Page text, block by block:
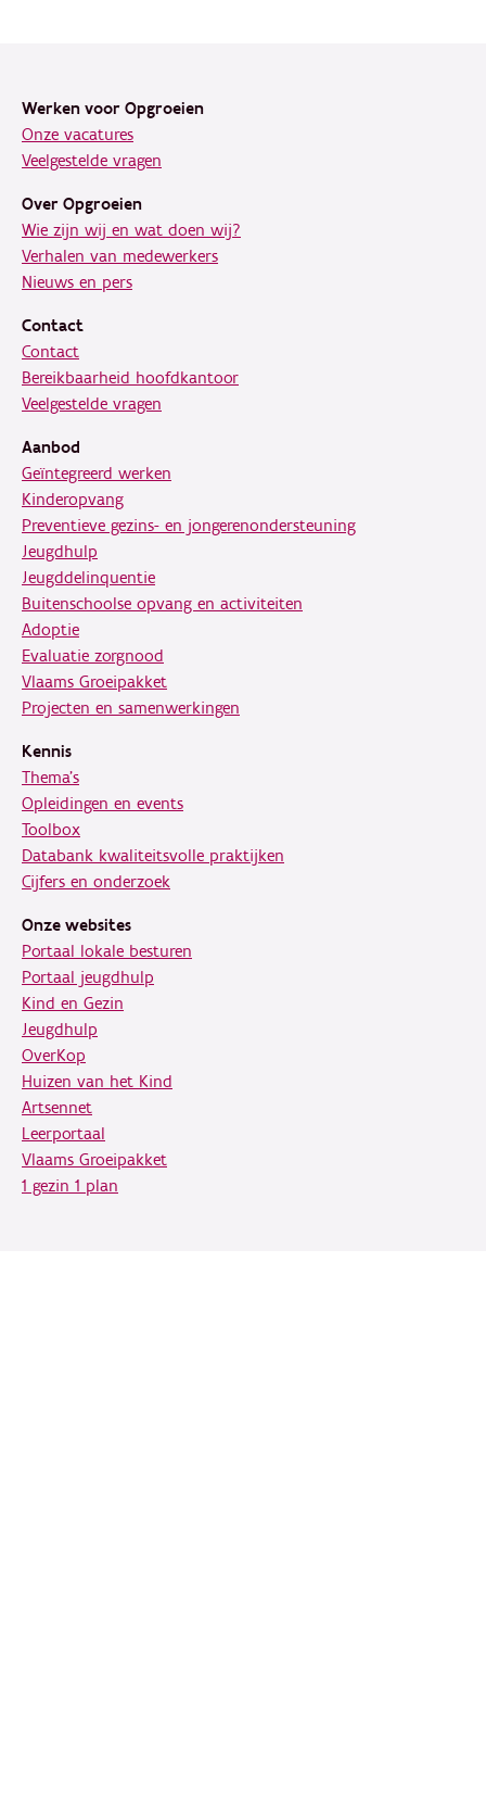
Werken voor Opgroeien
Onze vacatures
Veelgestelde vragen
Over Opgroeien
Wie zijn wij en wat doen wij?
Verhalen van medewerkers
Nieuws en pers
Contact
Contact
Bereikbaarheid hoofdkantoor
Veelgestelde vragen
Aanbod
Geïntegreerd werken
Kinderopvang
Preventieve gezins- en jongerenondersteuning
Jeugdhulp
Jeugddelinquentie
Buitenschoolse opvang en activiteiten
Adoptie
Evaluatie zorgnood
Vlaams Groeipakket
Projecten en samenwerkingen
Kennis
Thema's
Opleidingen en events
Toolbox
Databank kwaliteitsvolle praktijken
Cijfers en onderzoek
Onze websites
Portaal lokale besturen
Portaal jeugdhulp
Kind en Gezin
Jeugdhulp
OverKop
Huizen van het Kind
Artsennet
Leerportaal
Vlaams Groeipakket
1 gezin 1 plan